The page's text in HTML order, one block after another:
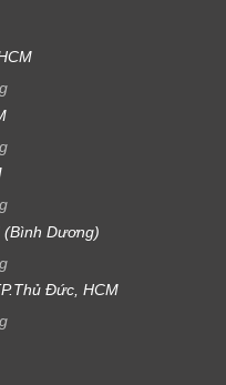
(Bình Dương)
Đức, HCM